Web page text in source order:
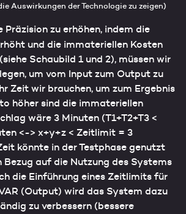
Auswirkungen der Technologie zu zeigen)
Präzision zu erhöhen, indem die
und die immateriellen Kosten
Schaubild 1 und 2), müssen wir
um vom Input zum Output zu
Zeit wir brauchen, um zum Ergebnis
höher sind die immateriellen
wäre 3 Minuten (T1+T2+T3 <
<-> x+y+z < Zeitlimit = 3
könnte in der Testphase genutzt
Bezug auf die Nutzung des Systems
die Einführung eines Zeitlimits für
(Output) wird das System dazu
zu verbessern (bessere